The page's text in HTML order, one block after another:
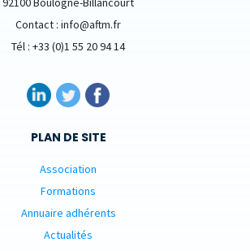
Contact : info@aftm.fr
Tél : +33 (0)1 55 20 94 14
PLAN DE SITE
Association
Formations
Annuaire adhérents
Actualités